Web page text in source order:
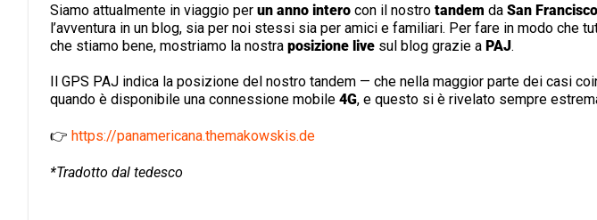
Siamo attualmente in viaggio per un anno intero con il nostro tandem da San Francisco
l’avventura in un blog, sia per noi stessi sia per amici e familiari. Per fare in modo che
che stiamo bene, mostriamo la nostra posizione live sul blog grazie a PAJ.
Il GPS PAJ indica la posizione del nostro tandem — che nella maggior parte dei casi
quando è disponibile una connessione mobile 4G, e questo si è rivelato sempre
👉 https://panamericana.themakowskis.de
*Tradotto dal tedesco